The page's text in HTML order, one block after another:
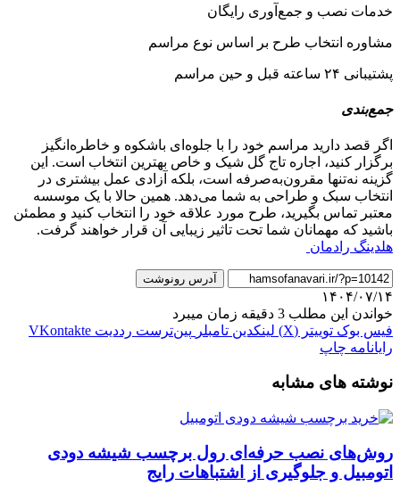
خدمات نصب و جمع‌آوری رایگان
مشاوره انتخاب طرح بر اساس نوع مراسم
پشتیبانی ۲۴ ساعته قبل و حین مراسم
جمع‌بندی
اگر قصد دارید مراسم خود را با جلوه‌ای باشکوه و خاطره‌انگیز
برگزار کنید، اجاره تاج گل شیک و خاص بهترین انتخاب است. این
گزینه نه‌تنها مقرون‌به‌صرفه است، بلکه آزادی عمل بیشتری در
انتخاب سبک و طراحی به شما می‌دهد. همین حالا با یک موسسه
معتبر تماس بگیرید، طرح مورد علاقه خود را انتخاب کنید و مطمئن
باشید که مهمانان شما تحت تاثیر زیبایی آن قرار خواهند گرفت.
هلدینگ رادمان
آدرس رونوشت
۱۴۰۴/۰۷/۱۴
خواندن این مطلب 3 دقیقه زمان میبرد
فیس بوک توییتر (X) لینکدین ‫تامبلر ‫پین‌ترست ‫رددیت ‫VKontakte
رایانامه چاپ
نوشته های مشابه
روش‌های نصب حرفه‌ای رول برچسب شیشه دودی
اتومبیل و جلوگیری از اشتباهات رایج